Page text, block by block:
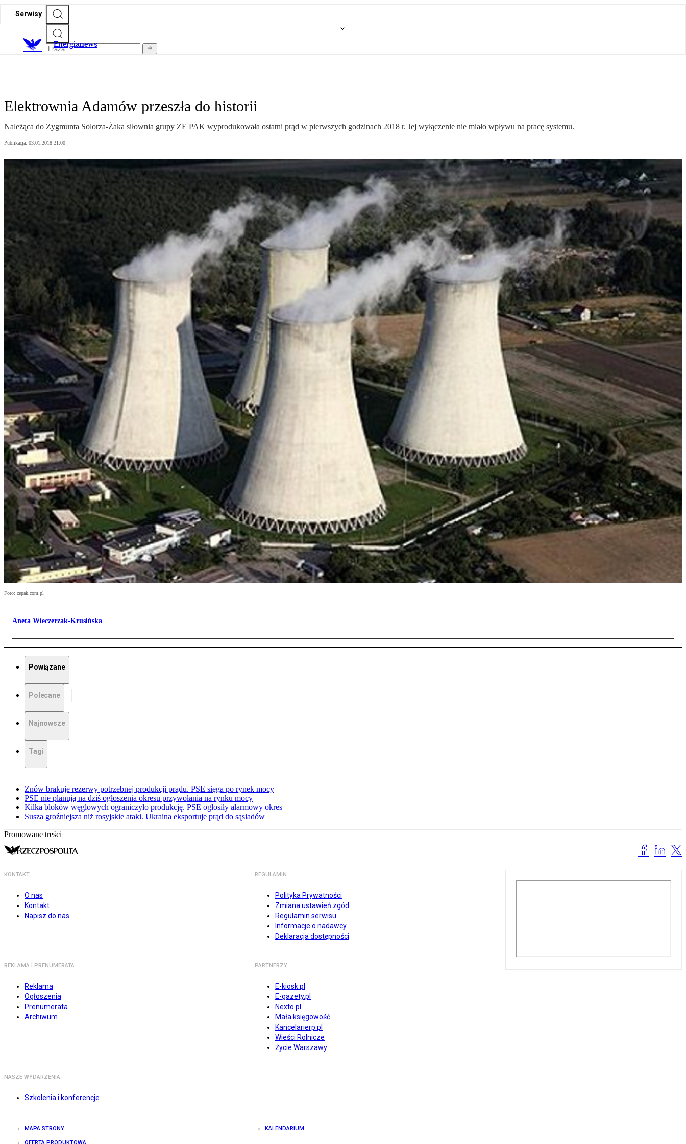
Serwisy
Energianews
Elektrownia Adamów przeszła do historii
Należąca do Zygmunta Solorza-Żaka siłownia grupy ZE PAK wyprodukowała ostatni prąd w pierwszych godzinach 2018 r. Jej wyłączenie nie miało wpływu na pracę systemu.
Publikacja: 03.01.2018 21:00
Foto: zepak.com.pl
Aneta Wieczerzak-Krusińska
Powiązane
Polecane
Najnowsze
Tagi
Znów brakuje rezerwy potrzebnej produkcji prądu. PSE sięga po rynek mocy
PSE nie planują na dziś ogłoszenia okresu przywołania na rynku mocy
Kilka bloków węglowych ograniczyło produkcję. PSE ogłosiły alarmowy okres
Susza groźniejsza niż rosyjskie ataki. Ukraina eksportuje prąd do sąsiadów
Promowane treści
KONTAKT
O nas
Kontakt
Napisz do nas
REGULAMIN
Polityka Prywatności
Zmiana ustawień zgód
Regulamin serwisu
Informacje o nadawcy
Deklaracja dostępności
REKLAMA I PRENUMERATA
Reklama
Ogłoszenia
Prenumerata
Archiwum
PARTNERZY
E-kiosk.pl
E-gazety.pl
Nexto.pl
Mała księgowość
Kancelarierp.pl
Wieści Rolnicze
Życie Warszawy
NASZE WYDARZENIA
Szkolenia i konferencje
MAPA STRONY KALENDARIUM